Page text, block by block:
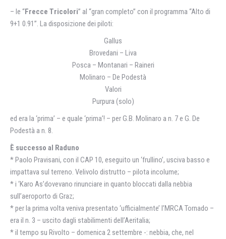
– le “Frecce Tricolori” al “gran completo” con il programma “Alto di
9+1 0.91”. La disposizione dei piloti:
Gallus
Brovedani – Liva
Posca – Montanari – Raineri
Molinaro – De Podestà
Valori
Purpura (solo)
ed era la ‘prima’ – e quale ‘prima’! – per G.B. Molinaro a n. 7 e G. De
Podestà a n. 8.
È successo al Raduno
* Paolo Pravisani, con il CAP 10, eseguito un ‘frullino’, usciva basso e
impattava sul terreno. Velivolo distrutto – pilota incolume;
* i ‘Karo As’dovevano rinunciare in quanto bloccati dalla nebbia
sull’aeroporto di Graz;
* per la prima volta veniva presentato ‘ufficialmente’ l’MRCA Tornado –
era il n. 3 – uscito dagli stabilimenti dell’Aeritalia;
* il tempo su Rivolto – domenica 2 settembre -: nebbia, che, nel